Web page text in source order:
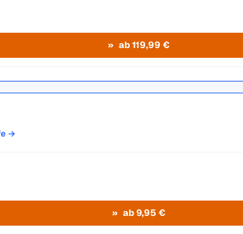
ab 119,99 €
→
ab 9,95 €